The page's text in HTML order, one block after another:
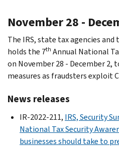
November 28 -
The IRS, state tax agencies
holds the 7th Annual National
on November 28 - December 2,
measures as fraudsters exploit
News releases
IR-2022-211, IRS, Security
National Tax Security
businesses should take to